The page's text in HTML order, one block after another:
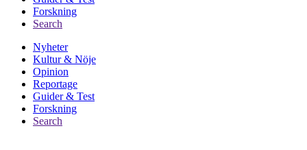
Forskning
Search
Huvudmeny
Nyheter
Kultur & Nöje
Opinion
Reportage
Guider & Test
Forskning
Search